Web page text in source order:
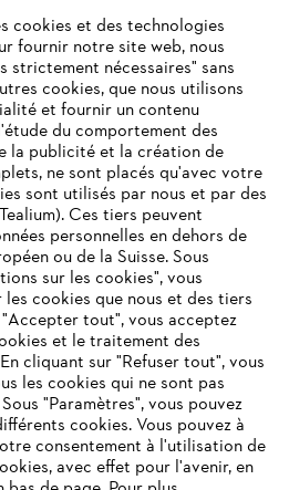
données
INTERNET
EN CHARGE
Internet que nous ne prenons plus
de notre site ne
Pour une utilisation
vous recommandons de passer à
cookies et des technologies
fournir notre site web, nous
strictement nécessaires" sans
cookies, que nous utilisons
et fournir un contenu
du comportement des
la publicité et la création de
ne sont placés qu'avec votre
sont utilisés par nous et par des
Ces tiers peuvent
personnelles en dehors de
ou de la Suisse. Sous
sur les cookies", vous
cookies que nous et des tiers
tout", vous acceptez
et le traitement des
cliquant sur "Refuser tout", vous
les cookies qui ne sont pas
"Paramètres", vous pouvez
cookies. Vous pouvez à
consentement à l'utilisation de
avec effet pour l'avenir, en